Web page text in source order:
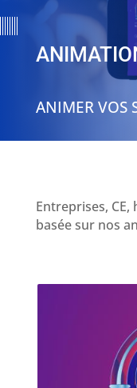
ANIMER VOS
Entreprises,
basée sur nos